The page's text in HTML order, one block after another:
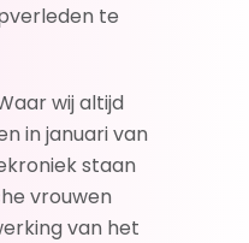
te
wij altijd
in januari van
staan
vrouwen
van het